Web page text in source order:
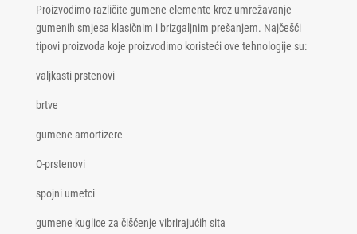
Proizvodimo različite gumene elemente kroz umrežavanje
gumenih smjesa klasičnim i brizgaljnim prešanjem. Najčešći
tipovi proizvoda koje proizvodimo koristeći ove tehnologije su:
valjkasti prstenovi
brtve
gumene amortizere
O-prstenovi
spojni umetci
gumene kuglice za čišćenje vibrirajućih sita